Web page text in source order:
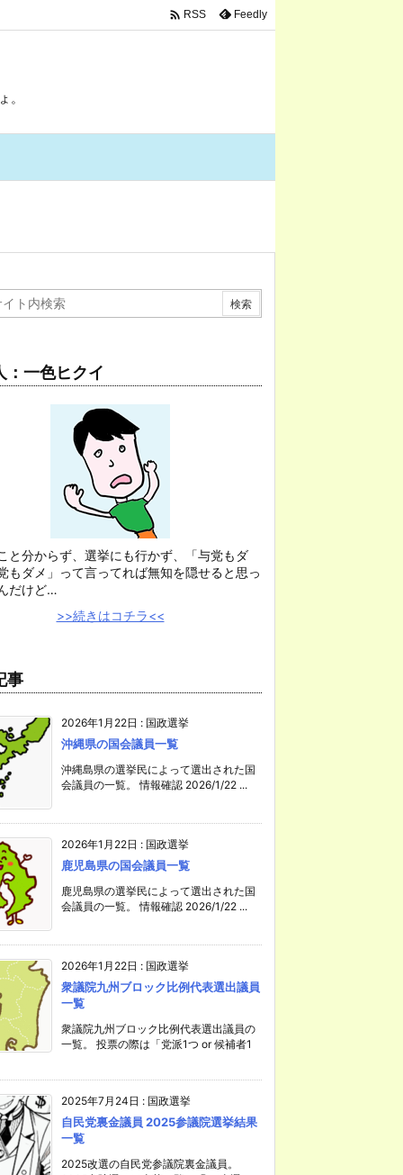
。
 RSS Feedly
：一色ヒクイ
と分からず、選挙にも行かず、「与党もダ
もダメ」って言ってれば無知を隠せると思っ
だけど…
>>続きはコチラ<<
事
2026年1月22日 : 国政選挙
沖縄県の国会議員一覧
沖縄島県の選挙民によって選出された国
会議員の一覧。 情報確認 2026/1/22 ...
2026年1月22日 : 国政選挙
鹿児島県の国会議員一覧
鹿児島県の選挙民によって選出された国
会議員の一覧。 情報確認 2026/1/22 ...
2026年1月22日 : 国政選挙
衆議院九州ブロック比例代表選出議員
一覧
衆議院九州ブロック比例代表選出議員の
一覧。 投票の際は「党派1つ or 候補者1
2025年7月24日 : 国政選挙
自民党裏金議員 2025参議院選挙結果
一覧
2025改選の自民党参議院裏金議員。